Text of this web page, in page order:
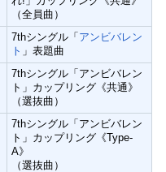
（全員曲）
7thシングル「 アンビバレン
ト 」表題曲
7thシングル「アンビバレン
ト」カップリング《共通》
（選抜曲）
7thシングル「アンビバレン
ト」カップリング《Type-
A》
（選抜曲）